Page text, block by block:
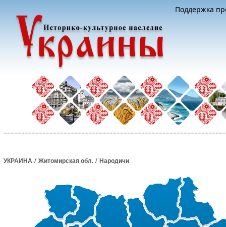
Поддержка
УКРАИНА / Житомирская обл. / Народичи